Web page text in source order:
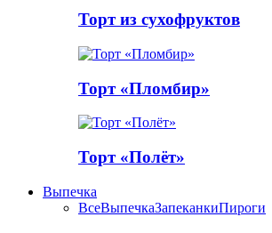
Торт из сухофруктов
Торт «Пломбир»
Торт «Полёт»
Выпечка
ВсеВыпечкаЗапеканкиПироги